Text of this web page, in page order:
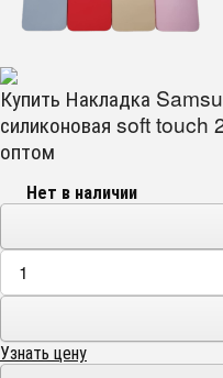
Купить Накладка
силиконовая soft
оптом
Нет в наличии
Узнать цену